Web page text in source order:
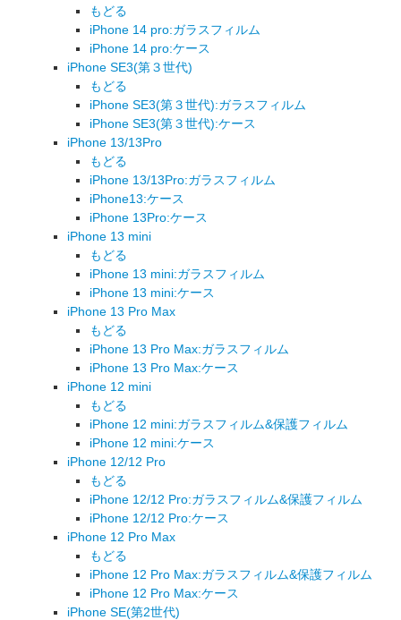
もどる
iPhone 14 pro:ガラスフィルム
iPhone 14 pro:ケース
iPhone SE3(第３世代)
もどる
iPhone SE3(第３世代):ガラスフィルム
iPhone SE3(第３世代):ケース
iPhone 13/13Pro
もどる
iPhone 13/13Pro:ガラスフィルム
iPhone13:ケース
iPhone 13Pro:ケース
iPhone 13 mini
もどる
iPhone 13 mini:ガラスフィルム
iPhone 13 mini:ケース
iPhone 13 Pro Max
もどる
iPhone 13 Pro Max:ガラスフィルム
iPhone 13 Pro Max:ケース
iPhone 12 mini
もどる
iPhone 12 mini:ガラスフィルム&保護フィルム
iPhone 12 mini:ケース
iPhone 12/12 Pro
もどる
iPhone 12/12 Pro:ガラスフィルム&保護フィルム
iPhone 12/12 Pro:ケース
iPhone 12 Pro Max
もどる
iPhone 12 Pro Max:ガラスフィルム&保護フィルム
iPhone 12 Pro Max:ケース
iPhone SE(第2世代)